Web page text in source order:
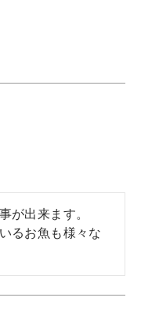
が出来ます。
るお魚も様々な